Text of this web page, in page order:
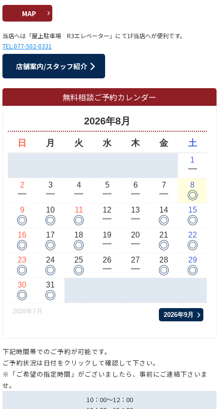
MAP
当店へは「屋上駐車場 R3エレベーター」にて1F当店へが便利です。
TEL:077-502-0331
店舗案内/スタッフ紹介
無料相談ご予約カレンダー
2026年8月
日 月 火 水 木 金 土
1
ー
2
ー
3
ー
4
ー
5
ー
6
ー
7
ー
8
◎
9
◎
10
◎
11
◎
12
ー
13
ー
14
◎
15
◎
16
◎
17
◎
18
◎
19
ー
20
ー
21
◎
22
◎
23
◎
24
◎
25
◎
26
ー
27
ー
28
◎
29
◎
30
◎
31
◎
2026年7月 2026年9月
下記時間帯でのご予約が可能です。
ご予約状況は日付をクリックして確認して下さい。
※「ご希望の指定時間」がございましたら、事前にご連絡下さいま
せ。
10：00～12：00